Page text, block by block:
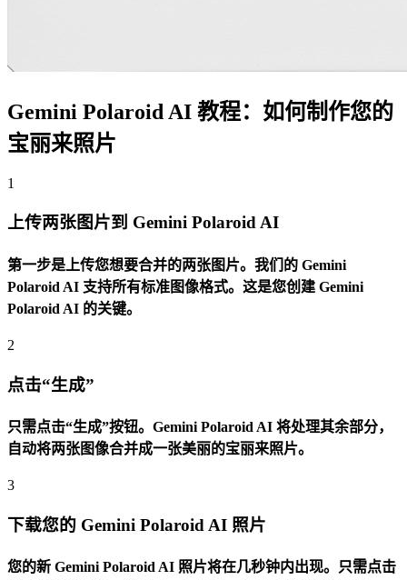
Gemini Polaroid AI 教程：如何制作您的
宝丽来照片
1
上传两张图片到 Gemini Polaroid AI
第一步是上传您想要合并的两张图片。我们的 Gemini
Polaroid AI 支持所有标准图像格式。这是您创建 Gemini
Polaroid AI 的关键。
2
点击“生成”
只需点击“生成”按钮。Gemini Polaroid AI 将处理其余部分，
自动将两张图像合并成一张美丽的宝丽来照片。
3
下载您的 Gemini Polaroid AI 照片
您的新 Gemini Polaroid AI 照片将在几秒钟内出现。只需点击